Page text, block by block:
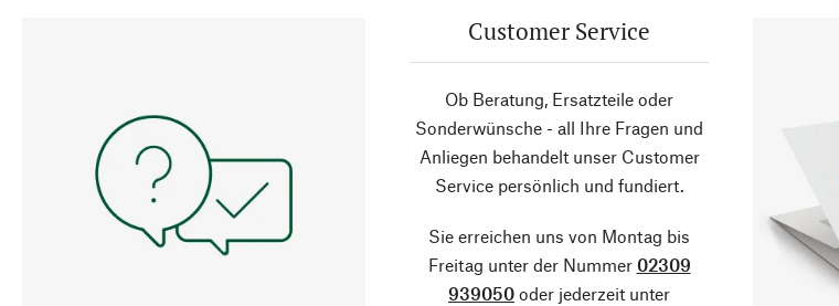
Customer Service
Ob Beratung, Ersatzteile oder
Sonderwünsche - all Ihre Fragen und
Anliegen behandelt unser Customer
Service persönlich und fundiert.
Sie erreichen uns von Montag bis
Freitag unter der Nummer 02309
939050 oder jederzeit unter